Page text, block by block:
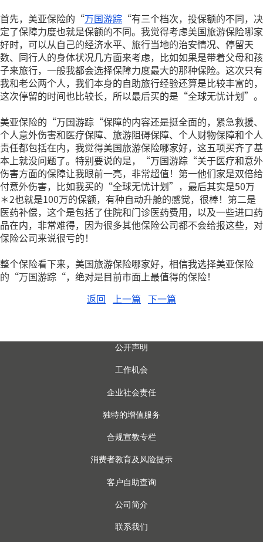
首先，美亚保险的“万国游踪 “有三个档次，投保额的不同，决
定了保障力度也就是保额的不同。我觉得考虑美国旅游保险哪家
好时，可以从自己的经济水平、旅行当地的治安情况、停留天
数、同行人的身体状况几方面来考虑，比如如果是带着父母和孩
子来旅行，一般我都会选择保障力度最大的那种保险。这次只有
我和老公两个人，我们本身的自助旅行经验还算是比较丰富的，
这次停留的时间也比较长，所以最后买的是“全球无忧计划”。
美亚保险的“万国游踪“保障的内容还是挺全面的，紧急救援、
个人意外伤害和医疗保障、旅游阻碍保障、个人财物保障和个人
责任都包括在内，我觉得美国旅游保险哪家好，这五项买齐了基
本上就没问题了。特别要说的是，“万国游踪“关于医疗和意外
伤害方面的保障让我眼前一亮，非常超值！第一他们家是双倍给
付意外伤害，比如我买的“全球无忧计划”，最后其实是50万
＊2也就是100万的保额，有种自动升舱的感觉，很棒！第二是
医药补偿，这个是包括了住院和门诊医药费用，以及一些进口药
品在内，非常难得，因为很多其他保险公司都不会给报这些，对
保险公司来说很亏的！
整个保险看下来，美国旅游保险哪家好，相信我选择美亚保险
的“万国游踪“，绝对是目前市面上最值得的保险！
返回 上一篇 下一篇
公开声明
工作机会
企业社会责任
独特的增值服务
合规宣教专栏
消费者教育及风险提示
客户自助查询
公司简介
联系我们